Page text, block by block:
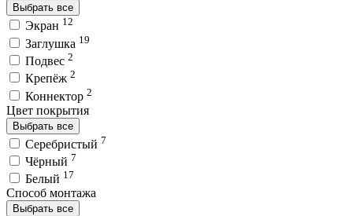
Выбрать все
Экран 12
Заглушка 19
Подвес 2
Крепёж 2
Коннектор 2
Цвет покрытия
Выбрать все
Серебристый 7
Чёрный 7
Белый 17
Способ монтажа
Выбрать все